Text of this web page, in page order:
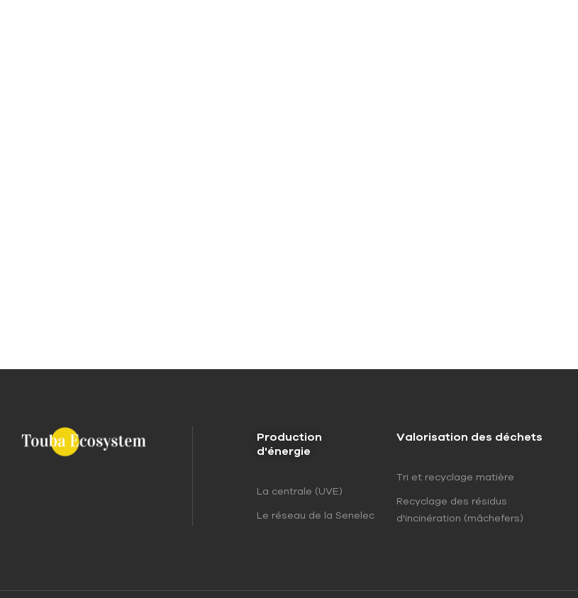
Production
d'énergie
La centrale (UVE)
Le réseau de la Senelec
Valorisation des déchets
Tri et recyclage matière
Recyclage des résidus
d'incinération (mâchefers)